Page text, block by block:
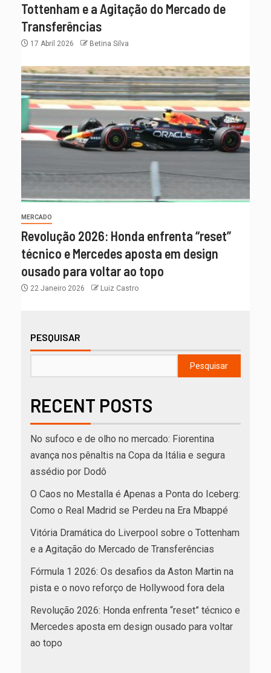
Tottenham e a Agitação do Mercado de
Transferências
17 Abril 2026 Betina Silva
MERCADO
Revolução 2026: Honda enfrenta “reset”
técnico e Mercedes aposta em design
ousado para voltar ao topo
22 Janeiro 2026 Luiz Castro
PESQUISAR
Pesquisar
RECENT POSTS
No sufoco e de olho no mercado: Fiorentina
avança nos pênaltis na Copa da Itália e segura
assédio por Dodô
O Caos no Mestalla é Apenas a Ponta do Iceberg:
Como o Real Madrid se Perdeu na Era Mbappé
Vitória Dramática do Liverpool sobre o Tottenham
e a Agitação do Mercado de Transferências
Fórmula 1 2026: Os desafios da Aston Martin na
pista e o novo reforço de Hollywood fora dela
Revolução 2026: Honda enfrenta “reset” técnico e
Mercedes aposta em design ousado para voltar
ao topo